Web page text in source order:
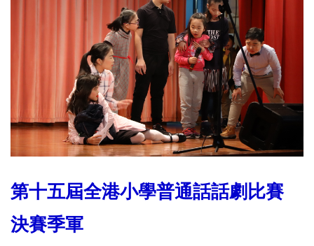
第十五屆全港小學普通話話劇比賽
決賽季軍